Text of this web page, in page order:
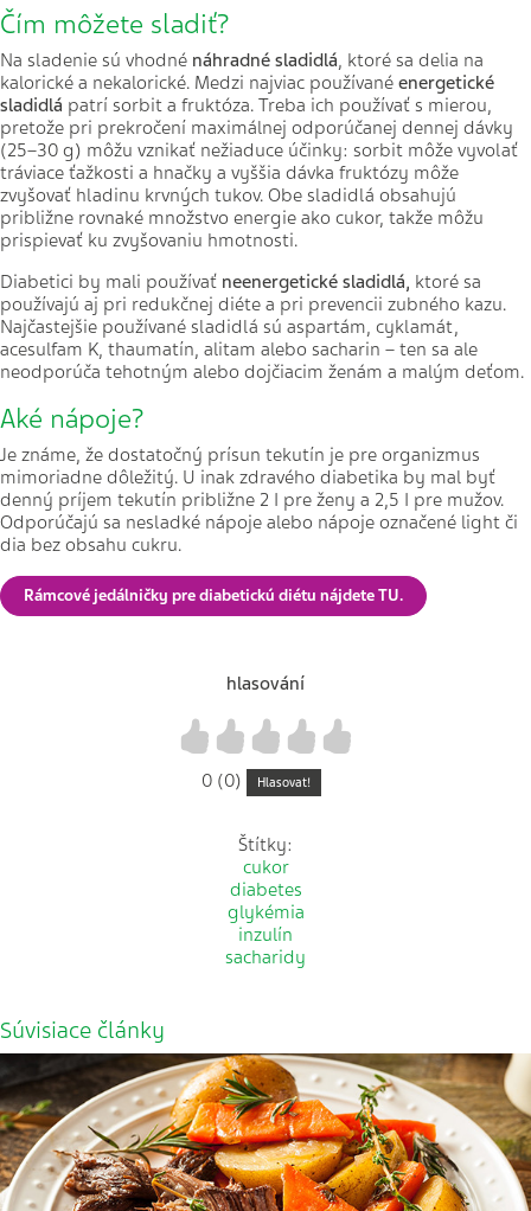
Čím môžete sladiť?
Na sladenie sú vhodné náhradné sladidlá, ktoré sa delia na
kalorické a nekalorické. Medzi najviac používané energetické
sladidlá patrí sorbit a fruktóza. Treba ich používať s mierou,
pretože pri prekročení maximálnej odporúčanej dennej dávky
(25–30 g) môžu vznikať nežiaduce účinky: sorbit môže vyvolať
tráviace ťažkosti a hnačky a vyššia dávka fruktózy môže
zvyšovať hladinu krvných tukov. Obe sladidlá obsahujú
približne rovnaké množstvo energie ako cukor, takže môžu
prispievať ku zvyšovaniu hmotnosti.
Diabetici by mali používať neenergetické sladidlá, ktoré sa
používajú aj pri redukčnej diéte a pri prevencii zubného kazu.
Najčastejšie používané sladidlá sú aspartám, cyklamát,
acesulfam K, thaumatín, alitam alebo sacharin – ten sa ale
neodporúča tehotným alebo dojčiacim ženám a malým deťom.
Aké nápoje?
Je známe, že dostatočný prísun tekutín je pre organizmus
mimoriadne dôležitý. U inak zdravého diabetika by mal byť
denný príjem tekutín približne 2 I pre ženy a 2,5 I pre mužov.
Odporúčajú sa nesladké nápoje alebo nápoje označené light či
dia bez obsahu cukru.
Rámcové jedálničky pre diabetickú diétu nájdete TU.
hlasování
4
3
2
1
0 (0) Hlasovat!
Štítky:
cukor
diabetes
glykémia
inzulín
sacharidy
Súvisiace články